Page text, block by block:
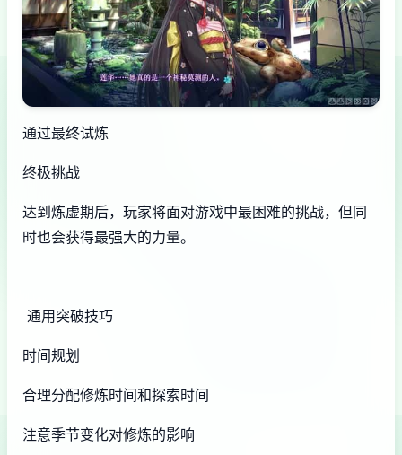
通过最终试炼
终极挑战
达到炼虚期后，玩家将面对游戏中最困难的挑战，但同
时也会获得最强大的力量。
通用突破技巧
时间规划
合理分配修炼时间和探索时间
注意季节变化对修炼的影响